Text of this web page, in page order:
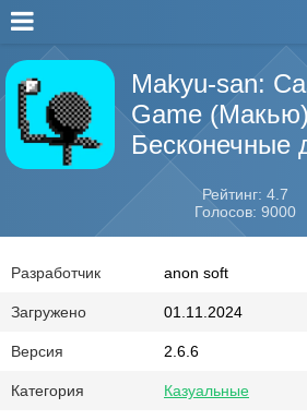
Makyu-san:
Game
Бесконечные
Рейтинг: 4.7
Голосов: 9000
Разработчик anon soft
Загружено 01.11.2024
Версия 2.6.6
Категория Казуальные